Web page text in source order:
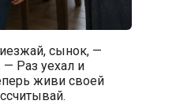
сынок, —
— Раз уехал и
живи своей